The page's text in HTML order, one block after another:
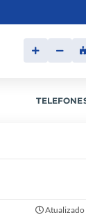
Atualizado